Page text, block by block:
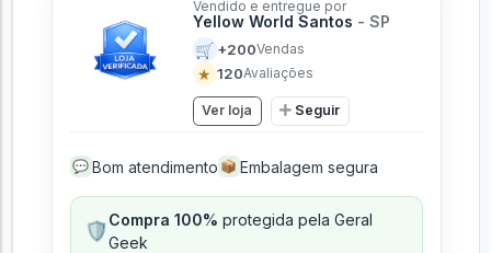
Vendido e entregue por
Yellow World Santos - SP
🛒 +200Vendas
★ 120Avaliações
Ver loja Seguir
💬 Bom atendimento 📦 Embalagem segura
🛡️Compra 100% protegida pela Geral
Geek